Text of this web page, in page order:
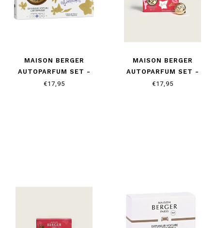
MAISON BERGER
AUTOPARFUM SET -
LOLITA LEMPICKA
€17,95
MAISON BERGER
AUTOPARFUM SET -
LOLITA LEMPICKA SWEET
€17,95